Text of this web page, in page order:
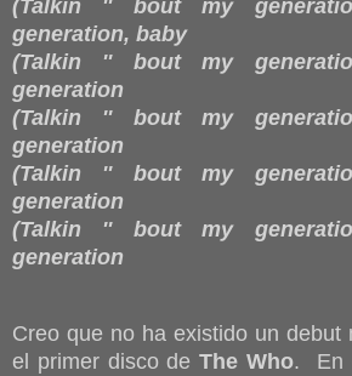
(Talkin '' bout my
generation, baby
(Talkin '' bout my
generation
(Talkin '' bout my
generation
(Talkin '' bout my
generation
(Talkin '' bout my
generation
Creo que no ha existido un debut
el primer disco deThe Who. En